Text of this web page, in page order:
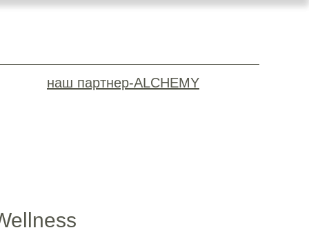
наш партнер-ALCHEMY